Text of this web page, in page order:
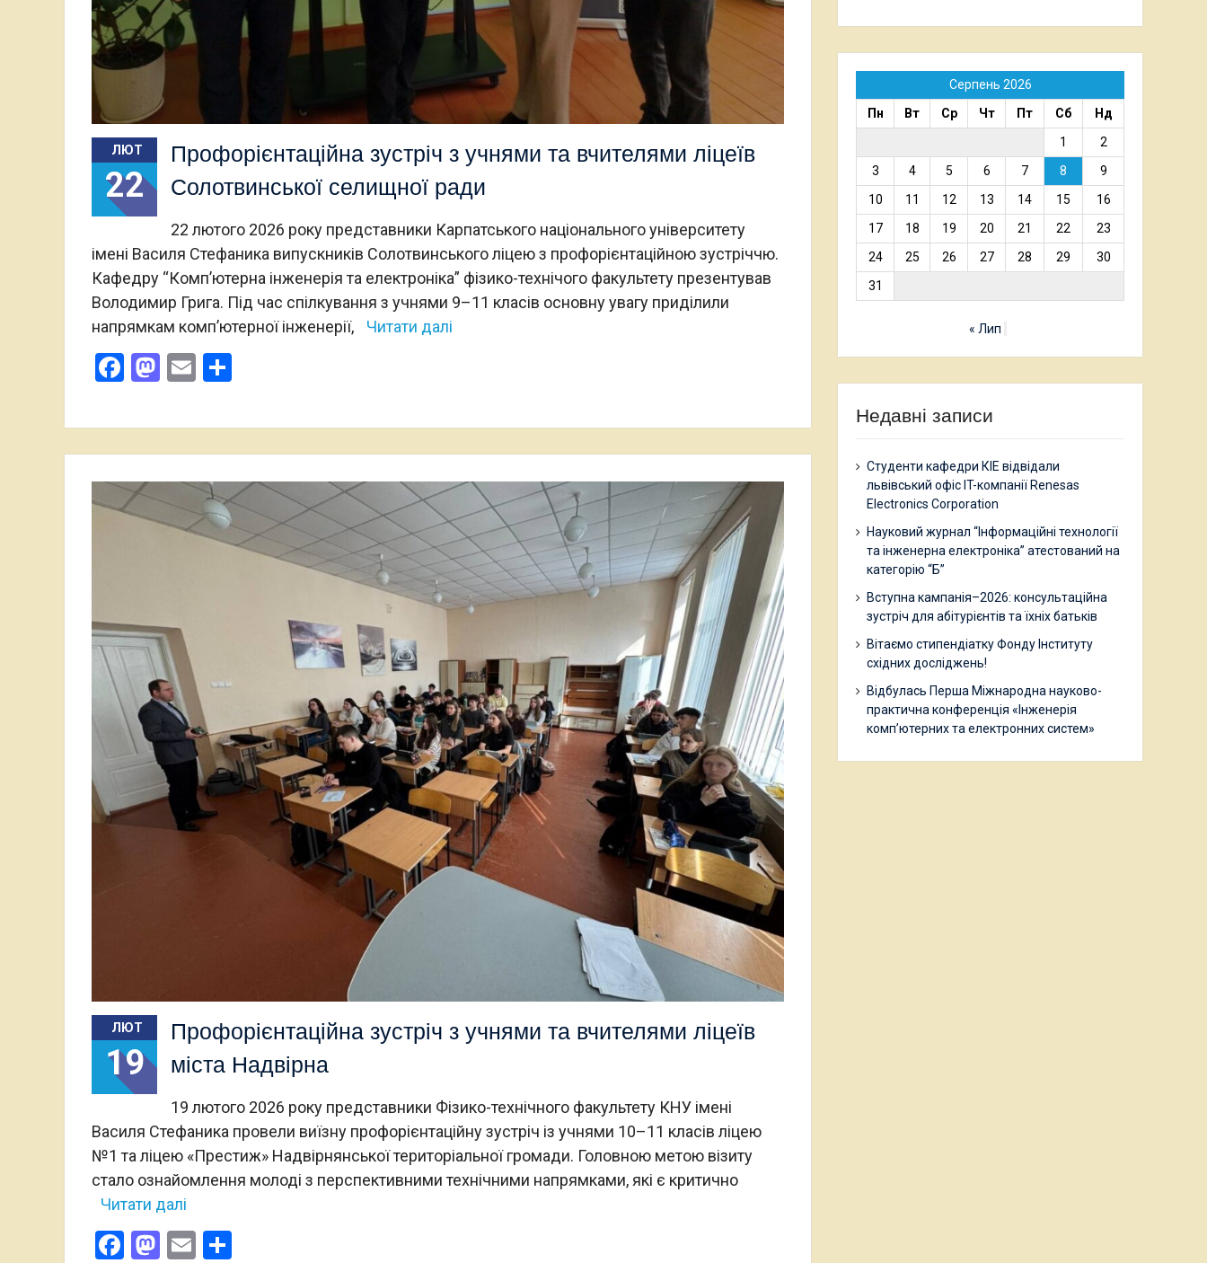
ЛЮТ
22
Профорієнтаційна зустріч з учнями та вчителями ліцеїв
Солотвинської селищної ради
22 лютого 2026 року представники Карпатського національного університету
імені Василя Стефаника випускників Солотвинського ліцею з профорієнтаційною зустріччю.
Кафедру “Комп’ютерна інженерія та електроніка” фізико-технічого факультету презентував
Володимир Грига. Під час спілкування з учнями 9–11 класів основну увагу приділили
напрямкам комп’ютерної інженерії,
Читати далі
Facebook
Mastodon
Email
ЛЮТ
19
Профорієнтаційна зустріч з учнями та вчителями ліцеїв
міста Надвірна
19 лютого 2026 року представники Фізико-технічного факультету КНУ імені
Василя Стефаника провели виїзну профорієнтаційну зустріч із учнями 10–11 класів ліцею
№1 та ліцею «Престиж» Надвірнянської територіальної громади. Головною метою візиту
стало ознайомлення молоді з перспективними технічними напрямками, які є критично
Читати далі
Facebook
Mastodon
Email
Серпень 2026
Пн
Вт Ср Чт Пт Сб
Нд
1
2
3
4 5 6 7 8
9
10
11 12 13 14 15
16
17
18 19 20 21 22
23
24
25 26 27 28 29
30
31
« Лип
Недавні записи
Студенти кафедри КІЕ відвідали
львівський офіс IT-компанії Renesas
Electronics Corporation
Науковий журнал “Інформаційні технології
та інженерна електроніка” атестований на
категорію “Б”
Вступна кампанія–2026: консультаційна
зустріч для абітурієнтів та їхніх батьків
Вітаємо стипендіатку Фонду Інституту
східних досліджень!
Відбулась Перша Міжнародна науково-
практична конференція «Інженерія
комп’ютерних та електронних систем»